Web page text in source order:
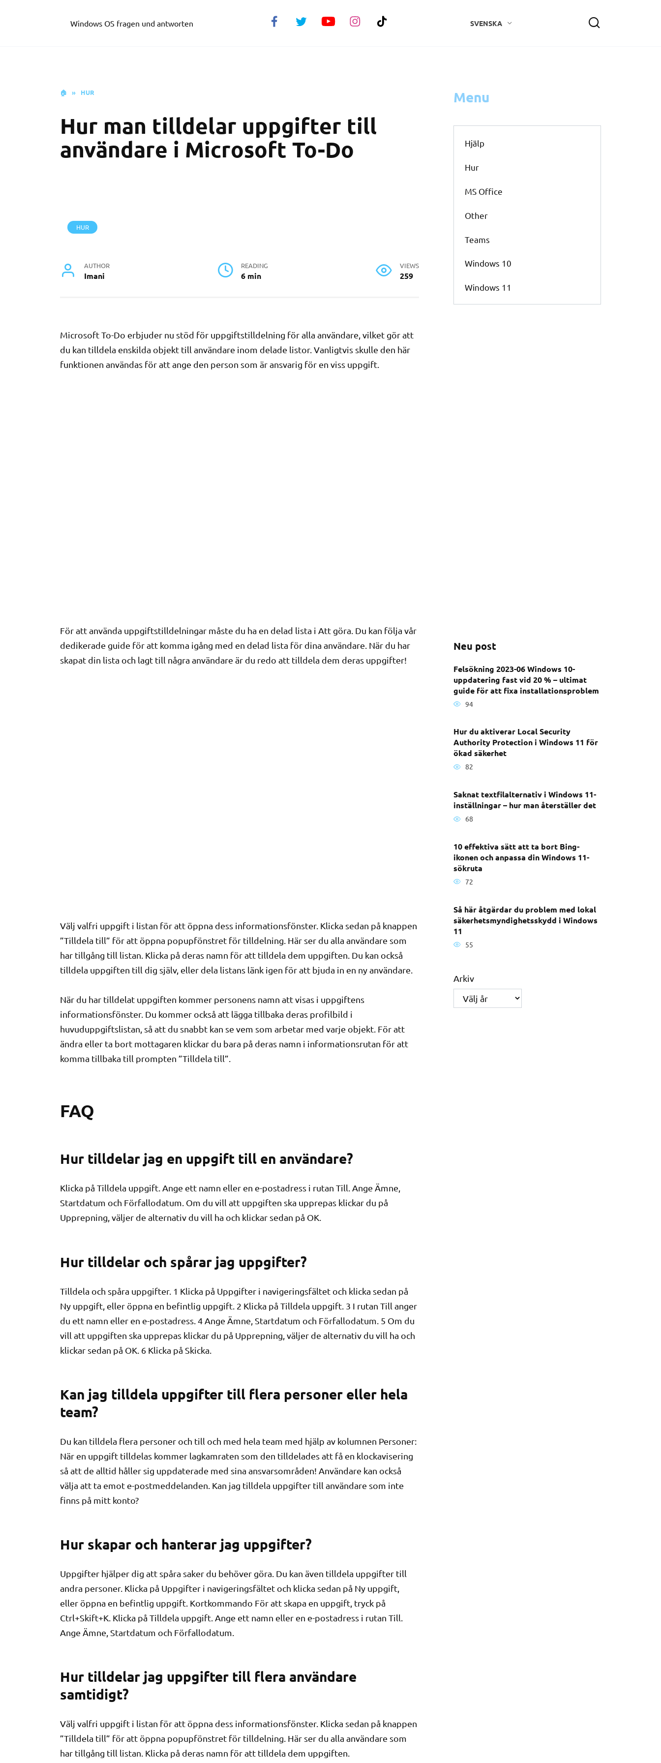
Windows OS fragen und antworten SVENSKA
🏠 » HUR
Hur man tilldelar uppgifter till
användare i Microsoft To-Do
HUR
AUTHOR
Imani
READING
6 min
VIEWS
259
Microsoft To-Do erbjuder nu stöd för uppgiftstilldelning för alla användare, vilket gör att
du kan tilldela enskilda objekt till användare inom delade listor. Vanligtvis skulle den här
funktionen användas för att ange den person som är ansvarig för en viss uppgift.
För att använda uppgiftstilldelningar måste du ha en delad lista i Att göra. Du kan följa vår
dedikerade guide för att komma igång med en delad lista för dina användare. När du har
skapat din lista och lagt till några användare är du redo att tilldela dem deras uppgifter!
Välj valfri uppgift i listan för att öppna dess informationsfönster. Klicka sedan på knappen
”Tilldela till” för att öppna popupfönstret för tilldelning. Här ser du alla användare som
har tillgång till listan. Klicka på deras namn för att tilldela dem uppgiften. Du kan också
tilldela uppgiften till dig själv, eller dela listans länk igen för att bjuda in en ny användare.
När du har tilldelat uppgiften kommer personens namn att visas i uppgiftens
informationsfönster. Du kommer också att lägga tillbaka deras profilbild i
huvuduppgiftslistan, så att du snabbt kan se vem som arbetar med varje objekt. För att
ändra eller ta bort mottagaren klickar du bara på deras namn i informationsrutan för att
komma tillbaka till prompten ”Tilldela till”.
FAQ
Hur tilldelar jag en uppgift till en användare?
Klicka på Tilldela uppgift. Ange ett namn eller en e-postadress i rutan Till. Ange Ämne,
Startdatum och Förfallodatum. Om du vill att uppgiften ska upprepas klickar du på
Upprepning, väljer de alternativ du vill ha och klickar sedan på OK.
Hur tilldelar och spårar jag uppgifter?
Tilldela och spåra uppgifter. 1 Klicka på Uppgifter i navigeringsfältet och klicka sedan på
Ny uppgift, eller öppna en befintlig uppgift. 2 Klicka på Tilldela uppgift. 3 I rutan Till anger
du ett namn eller en e-postadress. 4 Ange Ämne, Startdatum och Förfallodatum. 5 Om du
vill att uppgiften ska upprepas klickar du på Upprepning, väljer de alternativ du vill ha och
klickar sedan på OK. 6 Klicka på Skicka.
Kan jag tilldela uppgifter till flera personer eller hela
team?
Du kan tilldela flera personer och till och med hela team med hjälp av kolumnen Personer:
När en uppgift tilldelas kommer lagkamraten som den tilldelades att få en klockavisering
så att de alltid håller sig uppdaterade med sina ansvarsområden! Användare kan också
välja att ta emot e-postmeddelanden. Kan jag tilldela uppgifter till användare som inte
finns på mitt konto?
Hur skapar och hanterar jag uppgifter?
Uppgifter hjälper dig att spåra saker du behöver göra. Du kan även tilldela uppgifter till
andra personer. Klicka på Uppgifter i navigeringsfältet och klicka sedan på Ny uppgift,
eller öppna en befintlig uppgift. Kortkommando För att skapa en uppgift, tryck på
Ctrl+Skift+K. Klicka på Tilldela uppgift. Ange ett namn eller en e-postadress i rutan Till.
Ange Ämne, Startdatum och Förfallodatum.
Hur tilldelar jag uppgifter till flera användare
samtidigt?
Välj valfri uppgift i listan för att öppna dess informationsfönster. Klicka sedan på knappen
”Tilldela till” för att öppna popupfönstret för tilldelning. Här ser du alla användare som
har tillgång till listan. Klicka på deras namn för att tilldela dem uppgiften.
Menu
Hjälp
Hur
MS Office
Other
Teams
Windows 10
Windows 11
Neu post
Felsökning 2023-06 Windows 10-
uppdatering fast vid 20 % – ultimat
guide för att fixa installationsproblem
94
Hur du aktiverar Local Security
Authority Protection i Windows 11 för
ökad säkerhet
82
Saknat textfilalternativ i Windows 11-
inställningar – hur man återställer det
68
10 effektiva sätt att ta bort Bing-
ikonen och anpassa din Windows 11-
sökruta
72
Så här åtgärdar du problem med lokal
säkerhetsmyndighetsskydd i Windows
11
55
Arkiv